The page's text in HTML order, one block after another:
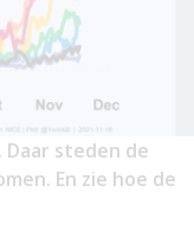
steden de
En zie hoe de